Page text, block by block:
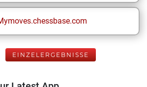
EINZELERGEBNISSE